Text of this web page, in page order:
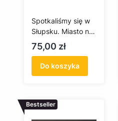
Spotkaliśmy się w
Słupsku. Miasto na
fotografiach
Cena
75,00 zł
Do koszyka
Bestseller